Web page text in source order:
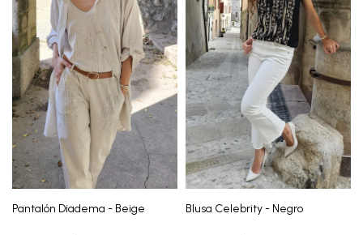
Pantalón Diadema - Beige Blusa Celebrity - Negro